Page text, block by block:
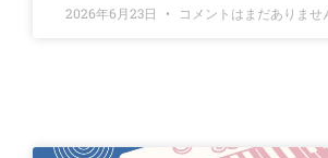
2026年6月23日 コメントはまだありませ